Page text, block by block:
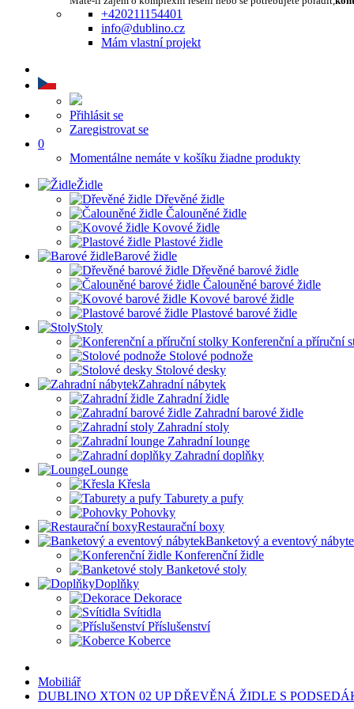
+420211154401
info@dublino.cz
Mám vlastní projekt
Přihlásit se
Zaregistrovat se
0
Momentálne nemáte v košíku žiadne produkty
Židle
Dřevěné židle
Čalouněné židle
Kovové židle
Plastové židle
Barové židle
Dřevěné barové židle
Čalouněné barové židle
Kovové barové židle
Plastové barové židle
Stoly
Konferenční a příruční
Stolové podnože
Stolové desky
Zahradní nábytek
Zahradní židle
Zahradní barové židle
Zahradní stoly
Zahradní lounge
Zahradní doplňky
Lounge
Křesla
Taburety a pufy
Pohovky
Restaurační boxy
Banketový a eventový
Konferenční židle
Banketové stoly
Doplňky
Dekorace
Svítidla
Příslušenství
Koberce
Mobiliář
DUBLINO XTON 02 UP DŘEVĚNÁ ŽIDLE S